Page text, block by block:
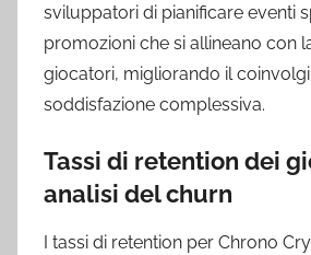
sviluppatori di pianificare eventi
promozioni che si allineano con
giocatori, migliorando il
soddisfazione complessiva.
Tassi di retention dei
analisi del churn
I tassi di retention per Chrono